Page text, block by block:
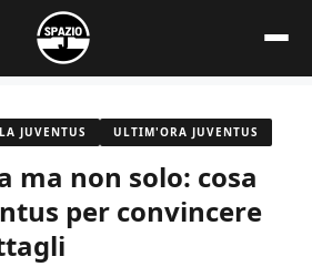
JUVENTUS ULTIM'ORA JUVENTUS
ma non solo: cosa
per convincere